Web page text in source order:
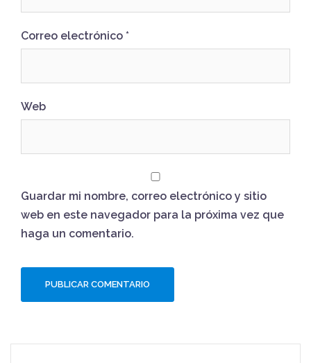
Correo electrónico *
Web
Guardar mi nombre, correo electrónico y sitio
web en este navegador para la próxima vez que
haga un comentario.